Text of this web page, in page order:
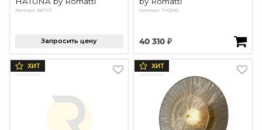
Артикул: 8870T
Запросить цену
Артикул: ТН3245
40 310 ₽
ХИТ ХИТ